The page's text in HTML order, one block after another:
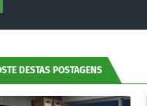
DESTAS POSTAGENS